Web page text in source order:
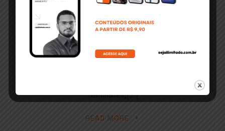
ABRIL 17, 2018
Participação popular confirma
pré-candidatura de Jairo Araújo
familiares,[…]
READ MORE